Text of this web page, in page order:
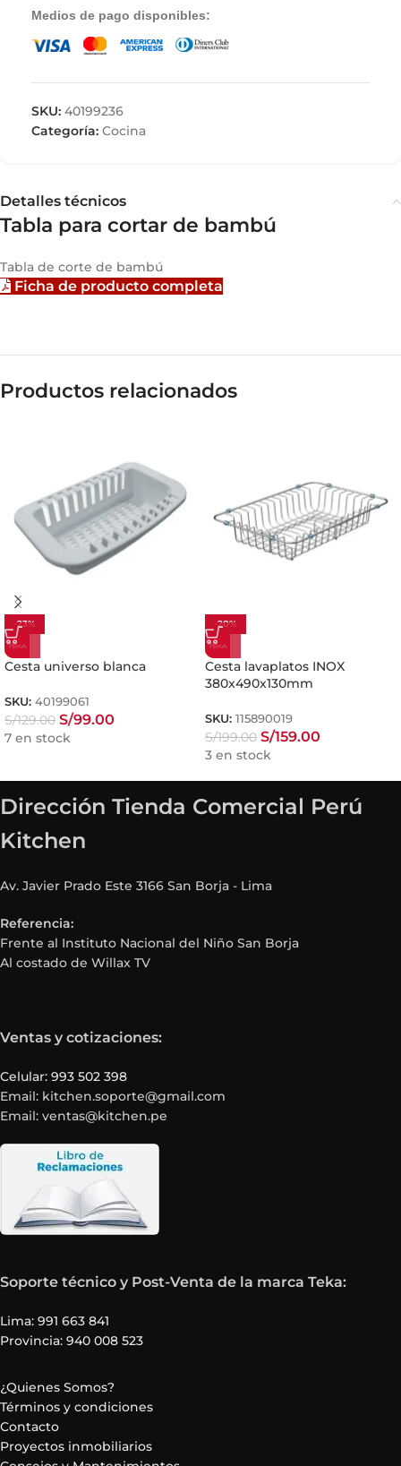
Medios de pago disponibles:
SKU: 40199236
Categoría: Cocina
Detalles técnicos
Tabla para cortar de bambú
Tabla de corte de bambú
Ficha de producto completa
Productos relacionados
-23%
Cesta universo blanca
SKU: 40199061
S/129.00 S/99.00
7 en stock
-20%
Cesta lavaplatos INOX
380x490x130mm
SKU: 115890019
S/199.00 S/159.00
3 en stock
Dirección Tienda Comercial Perú
Kitchen
Av. Javier Prado Este 3166 San Borja - Lima
Referencia:
Frente al Instituto Nacional del Niño San Borja
Al costado de Willax TV
Ventas y cotizaciones:
Celular: 993 502 398
Email: kitchen.soporte@gmail.com
Email: ventas@kitchen.pe
Soporte técnico y Post-Venta de la marca Teka:
Lima: 991 663 841
Provincia: 940 008 523
¿Quienes Somos?
Términos y condiciones
Contacto
Proyectos inmobiliarios